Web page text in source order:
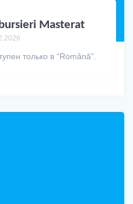
Masterat
только в “Română”.